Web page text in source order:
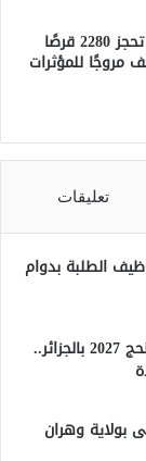
شرطة وهران تحجز 2280 قرصًا
مروجًا للمؤثرات
تعليقات
الطلبة بدوام
انطلاق التسجيل في قرعة الحج 2027 بالجزائر..
بولاية وهران